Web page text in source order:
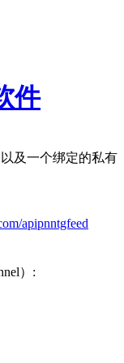
件
及一个绑定的私有
apipnntgfeed
）: